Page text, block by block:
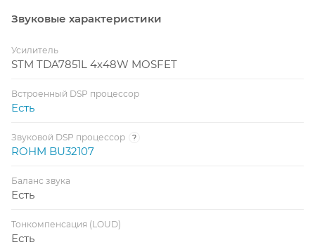
Звуковые характеристики
Усилитель
STM TDA7851L 4x48W MOSFET
Встроенный DSP процессор
Есть
Звуковой DSP процессор ?
ROHM BU32107
Баланс звука
Есть
Тонкомпенсация (LOUD)
Есть